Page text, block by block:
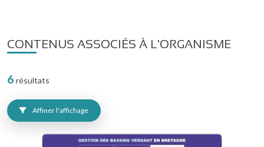
CONTENUS ASSOCIÉS À L'ORGANISME
6 résultats
Affiner l'affichage